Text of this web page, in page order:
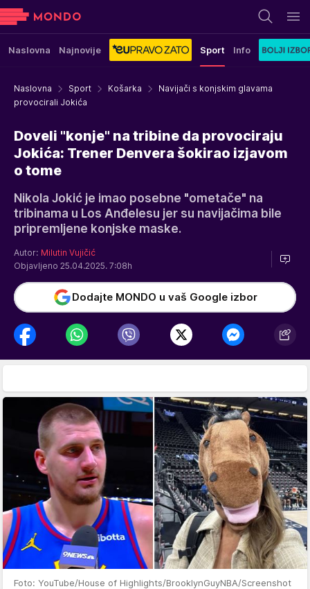
Naslovna Najnovije Sport Info
Naslovna Sport Košarka
Navijači s konjskim glavama
provocirali Jokića
Doveli "konje" na tribine da provociraju
Jokića: Trener Denvera šokirao izjavom
o tome
Nikola Jokić je imao posebne "ometače" na
tribinama u Los Anđelesu jer su navijačima bile
pripremljene konjske maske.
Autor: Milutin Vujičić
Objavljeno 25.04.2025. 7:08h
Dodajte MONDO u vaš Google izbor
Foto: YouTube/House of Highlights/BrooklynGuyNBA/Screenshot